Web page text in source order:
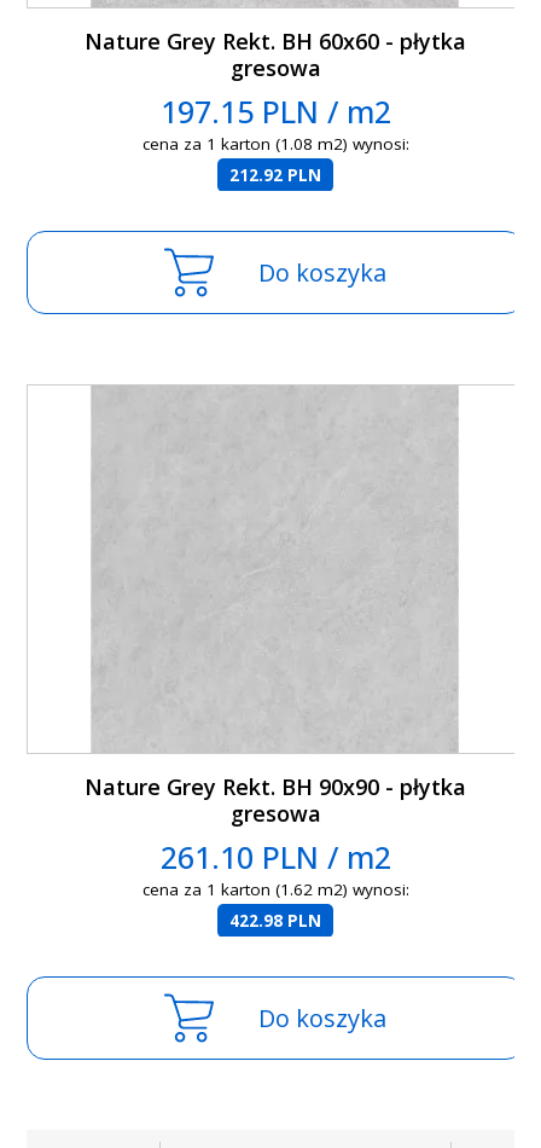
Nature Grey Rekt. BH 60x60 - płytka
gresowa
197.15 PLN / m2
cena za 1 karton (1.08 m2) wynosi:
212.92 PLN
Do koszyka
Nature Grey Rekt. BH 90x90 - płytka
gresowa
261.10 PLN / m2
cena za 1 karton (1.62 m2) wynosi:
422.98 PLN
Do koszyka